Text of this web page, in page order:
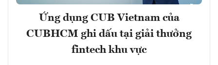
Ứng dụng CUB Vietnam của
CUBHCM ghi dấu tại giải thưởng
fintech khu vực